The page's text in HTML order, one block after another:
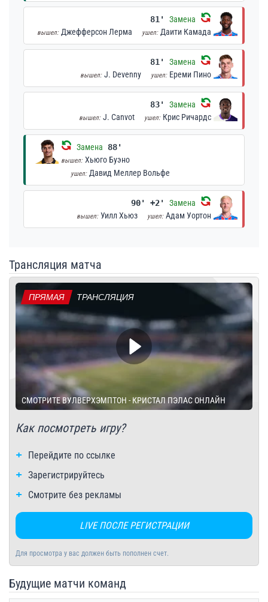
81' Замена
вышел: Джефферсон Лерма ушел: Даити Камада
81' Замена
вышел: J. Devenny ушел: Ереми Пино
83' Замена
вышел: J. Canvot ушел: Крис Ричардс
Замена 88'
вышел: Хьюго Буэно
ушел: Давид Меллер Вольфе
90' +2' Замена
вышел: Уилл Хьюз ушел: Адам Уортон
Трансляция матча
ПРЯМАЯ ТРАНСЛЯЦИЯ
СМОТРИТЕ ВУЛВЕРХЭМПТОН - КРИСТАЛ ПЭЛАС ОНЛАЙН
Как посмотреть игру?
Перейдите по ссылке
Зарегистрируйтесь
Смотрите без рекламы
LIVE ПОСЛЕ РЕГИСТРАЦИИ
Для просмотра у вас должен быть пополнен счет.
Будущие матчи команд